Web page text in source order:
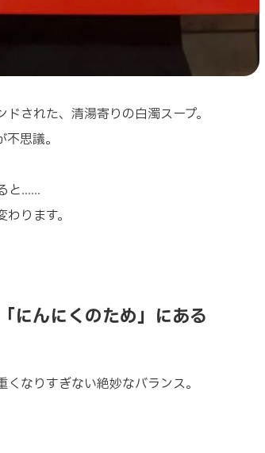
された、清湯寄りの白濁スープ。
不思議。
と……
ります。
にんにくのため」にある
なりすぎない絶妙なバランス。